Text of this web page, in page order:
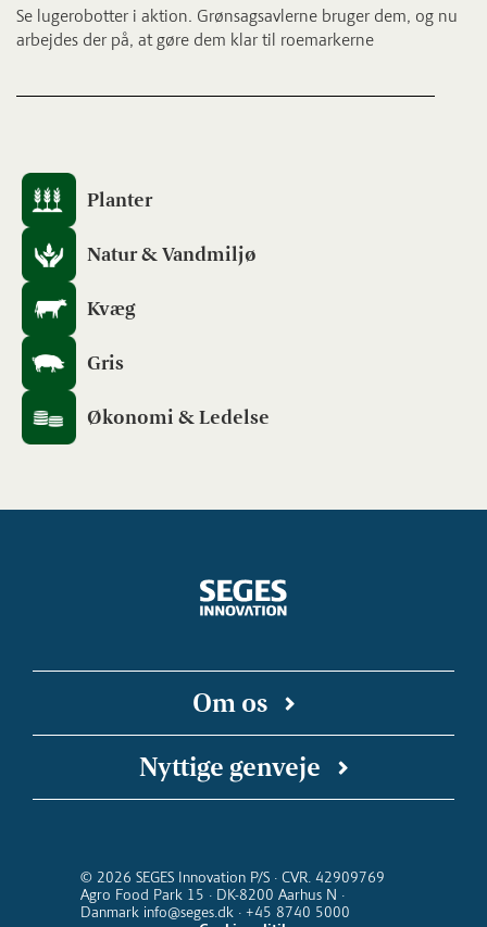
Se lugerobotter i aktion. Grønsagsavlerne bruger dem, og nu
arbejdes der på, at gøre dem klar til roemarkerne
Planter
Natur & Vandmiljø
Kvæg
Gris
Økonomi & Ledelse
Om os
SEGES Innovation er en uafhængig forsknings-
og innovationsvirksomhed, der arbejder for en
indsigter med digitale teknologier, så ny viden
kommer ud at virke i stalden, i marken og i
Nyttige genveje
© 2026 SEGES Innovation P/S · CVR. 42909769
Agro Food Park 15 · DK-8200 Aarhus N ·
Danmark info@seges.dk · +45 8740 5000